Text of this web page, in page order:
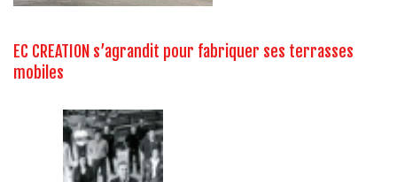
EC CREATION s’agrandit pour fabriquer ses terrasses
mobiles